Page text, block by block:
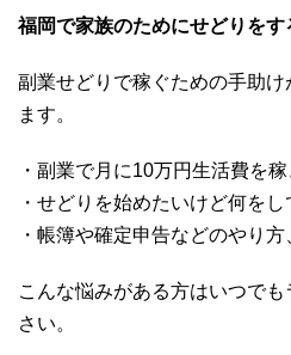
福岡で家族のためにせどりをす
副業せどりで稼ぐための手助
ます。
・副業で月に10万円生活費を
・せどりを始めたいけど何を
・帳簿や確定申告などのやり
こんな悩みがある方はいつで
さい。